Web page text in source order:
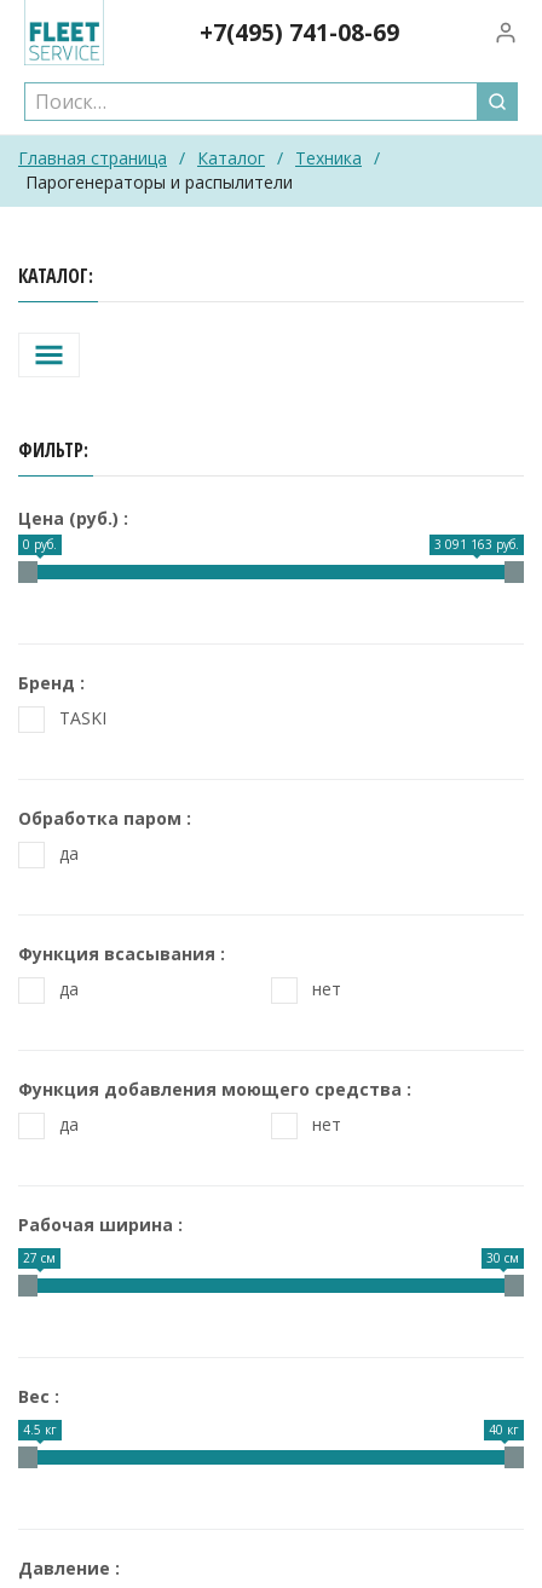
content
+7(495) 741-08-69
Главная страница / Каталог / Техника /
Парогенераторы и распылители
КАТАЛОГ
ФИЛЬТР
Цена (руб.)
0 руб. 3 091 163 руб.
Бренд
TASKI
Обработка паром
да
Функция всасывания
да
нет
Функция добавления моющего средства
да
нет
Рабочая ширина
27 см 30 см
Вес
4.5 кг 40 кг
Давление